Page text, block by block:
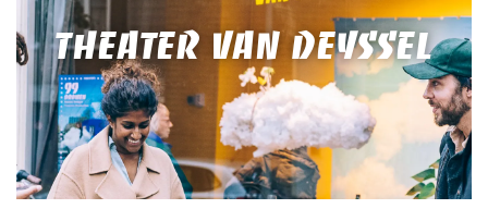
THEATER VAN DEYSSEL